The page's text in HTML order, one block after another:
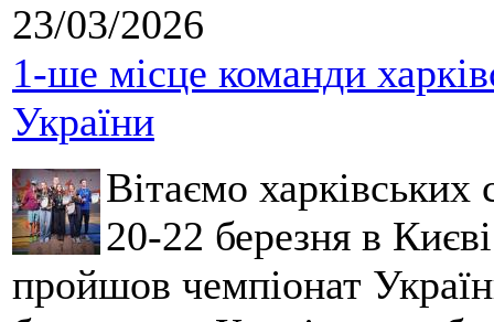
23/03/2026
1-ше місце команди
України
Вітаємо
20-22 березня в
пройшов чемпіонат